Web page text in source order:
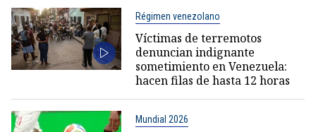
Régimen venezolano
Víctimas de terremotos
denuncian indignante
sometimiento en Venezuela:
hacen filas de hasta 12 horas
Mundial 2026